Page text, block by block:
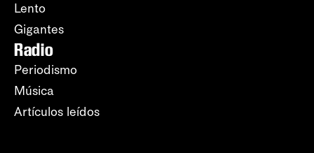
Lento
Gigantes
Radio
Periodismo
Música
Artículos leídos